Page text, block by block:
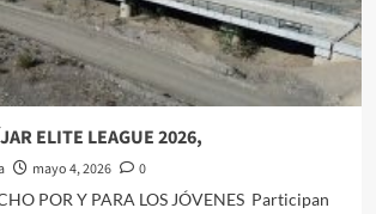
ELITE LEAGUE 2026,
mayo 4, 2026
0
POR Y PARA LOS JÓVENES Participan